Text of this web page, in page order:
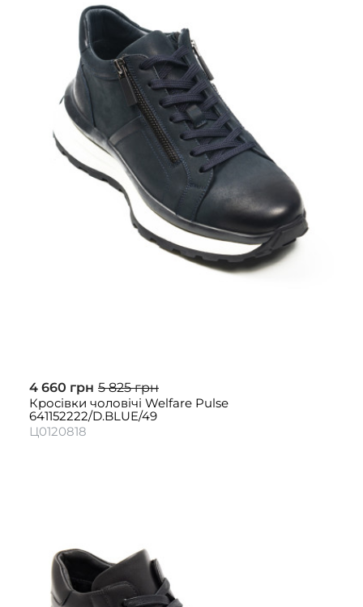
4 660 грн 5 825 грн
Кросівки чоловічі Welfare Pulse
641152222/D.BLUE/49
Ц0120818